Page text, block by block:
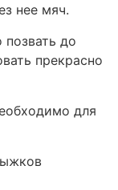
нее мяч.
до
прекрасно
для